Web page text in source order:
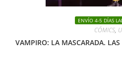
ENVÍO 4-5 DÍAS
CÓMICS,
VAMPIRO: LA MASCARADA.